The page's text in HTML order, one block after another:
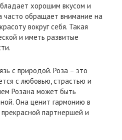
хорошим вкусом и
часто обращает внимание на
вокруг себя. Такая
и иметь развитые
с природой. Роза – это
с любовью, страстью и
Розана может быть
Она ценит гармонию в
партнершей и